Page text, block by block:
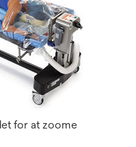
for at zoome